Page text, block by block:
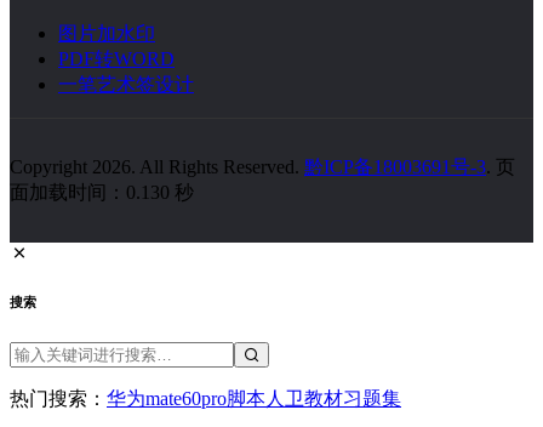
图片加水印
PDF转WORD
一笔艺术签设计
Copyright 2026. All Rights Reserved. 黔ICP备18003691号-3. 页
面加载时间：0.130 秒
搜索
热门搜索： 华为mate60pro脚本人卫教材习题集